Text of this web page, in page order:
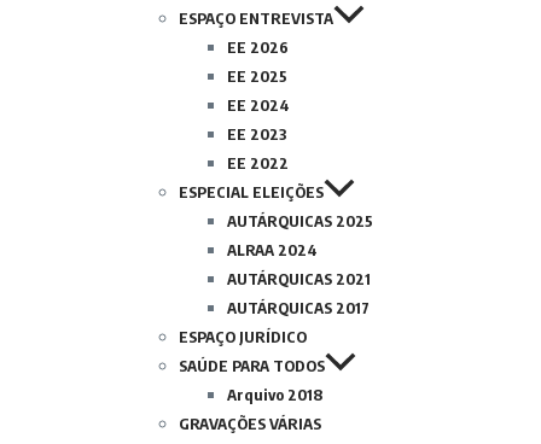
ESPAÇO ENTREVISTA
EE 2026
EE 2025
EE 2024
EE 2023
EE 2022
ESPECIAL ELEIÇÕES
AUTÁRQUICAS 2025
ALRAA 2024
AUTÁRQUICAS 2021
AUTÁRQUICAS 2017
ESPAÇO JURÍDICO
SAÚDE PARA TODOS
Arquivo 2018
GRAVAÇÕES VÁRIAS